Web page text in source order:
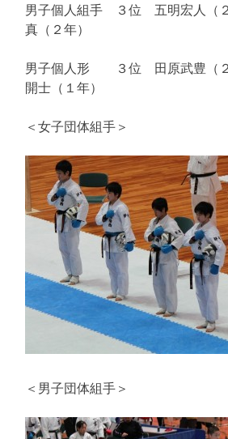
男子個人組手 ３位 五明宏人（
真（２年）
男子個人形 ３位 田原武豊（
開士（１年）
＜女子団体組手＞
＜男子団体組手＞